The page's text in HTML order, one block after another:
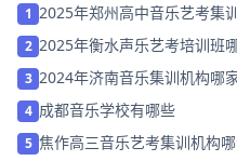
1 2025年郑州高中音乐艺考集
2 2025年衡水声乐艺考培训班
3 2024年济南音乐集训机构哪
4 成都音乐学校有哪些
5 焦作高三音乐艺考集训机构